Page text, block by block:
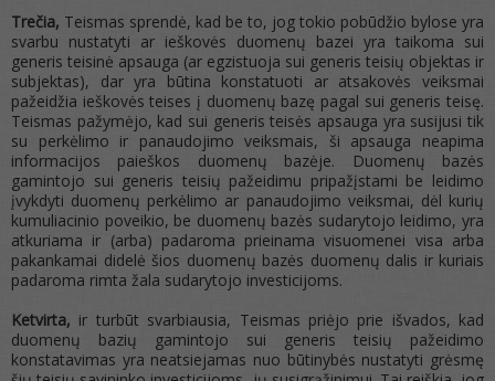
Trečia, Teismas sprendė, kad be to, jog tokio pobūdžio bylose yra
svarbu nustatyti ar ieškovės duomenų bazei yra taikoma sui
generis teisinė apsauga (ar egzistuoja sui generis teisių objektas ir
subjektas), dar yra būtina konstatuoti ar atsakovės veiksmai
pažeidžia ieškovės teises į duomenų bazę pagal sui generis teisę.
Teismas pažymėjo, kad sui generis teisės apsauga yra susijusi tik
su perkėlimo ir panaudojimo veiksmais, ši apsauga neapima
informacijos paieškos duomenų bazėje. Duomenų bazės
gamintojo sui generis teisių pažeidimu pripažįstami be leidimo
įvykdyti duomenų perkėlimo ar panaudojimo veiksmai, dėl kurių
kumuliacinio poveikio, be duomenų bazės sudarytojo leidimo, yra
atkuriama ir (arba) padaroma prieinama visuomenei visa arba
pakankamai didelė šios duomenų bazės duomenų dalis ir kuriais
padaroma rimta žala sudarytojo investicijoms.
Ketvirta, ir turbūt svarbiausia, Teismas priėjo prie išvados, kad
duomenų bazių gamintojo sui generis teisių pažeidimo
konstatavimas yra neatsiejamas nuo būtinybės nustatyti grėsmę